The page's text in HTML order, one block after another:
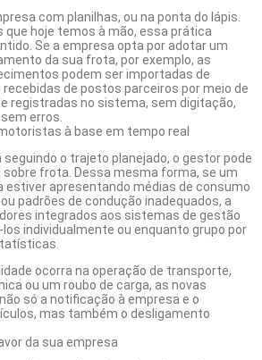
com planilhas, ou na ponta do lápis.
que hoje temos à mão, essa prática
Se a empresa opta por adotar um
da sua frota, por exemplo, as
podem ser importadas de
de postos parceiros por meio de
registradas no sistema, sem digitação,
erros.
à base em tempo real
seguindo o trajeto planejado, o gestorpode
frota. Dessa mesma forma, se um
apresentando médias de consumo
padrões de condução inadequados, a
integrados aos sistemas de gestão
individualmente ou enquanto grupo por
ocorra na operação de transporte,
ou um roubo de carga, as novas
só a notificação à empresa e o
, mas também o desligamento
da sua empresa